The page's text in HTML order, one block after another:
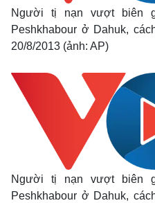
Người tị nạn vượt biên
Peshkhabour ở Dahuk,
20/8/2013 (ảnh: AP)
Người tị nạn vượt biên
Peshkhabour ở Dahuk,